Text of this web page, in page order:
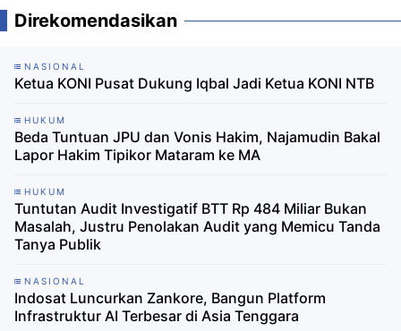
Direkomendasikan
NASIONAL
Ketua KONI Pusat Dukung Iqbal Jadi Ketua KONI NTB
HUKUM
Beda Tuntuan JPU dan Vonis Hakim, Najamudin Bakal
Lapor Hakim Tipikor Mataram ke MA
HUKUM
Tuntutan Audit Investigatif BTT Rp 484 Miliar Bukan
Masalah, Justru Penolakan Audit yang Memicu Tanda
Tanya Publik
NASIONAL
Indosat Luncurkan Zankore, Bangun Platform
Infrastruktur AI Terbesar di Asia Tenggara